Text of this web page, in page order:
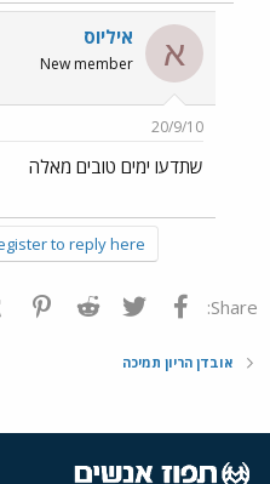
א איליוס
New member
20/9/10
שתדעו ימים טובים מאלה
to reply here.
Share: פייסבוק Twitter
Reddit
אובדן הריון תמיכה